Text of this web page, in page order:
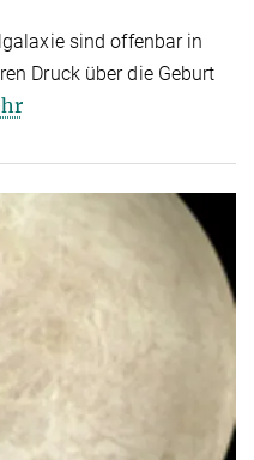
sind offenbar in
Druck über die Geburt